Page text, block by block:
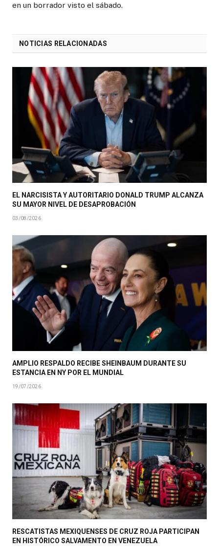
en un borrador visto el sábado.
NOTICIAS RELACIONADAS
EL NARCISISTA Y AUTORITARIO DONALD TRUMP ALCANZA
SU MAYOR NIVEL DE DESAPROBACIÓN
03/08/2026
AMPLIO RESPALDO RECIBE SHEINBAUM DURANTE SU
ESTANCIA EN NY POR EL MUNDIAL
19/07/2026
RESCATISTAS MEXIQUENSES DE CRUZ ROJA PARTICIPAN
EN HISTÓRICO SALVAMENTO EN VENEZUELA